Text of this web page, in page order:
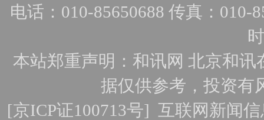
电话：010-85650688 传真：010-
本站郑重声明：和讯网 北京和
据仅供参考，投资有
[京ICP证100713号]互联网新闻